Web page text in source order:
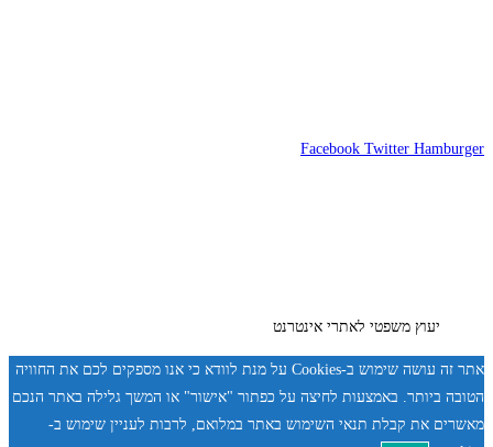
Facebook Twitter Hamburger
יעוץ משפטי לאתרי אינטרנט
אתר זה עושה שימוש ב-Cookies על מנת לוודא כי אנו מספקים לכם את החוויה
הטובה ביותר. באמצעות לחיצה על כפתור "אישור" או המשך גלילה באתר הנכם
מאשרים את קבלת תנאי השימוש באתר במלואם, לרבות לעניין שימוש ב-